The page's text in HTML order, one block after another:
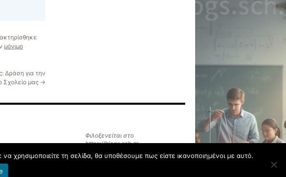
μόνιμο
Δράση για την
Σχολείο μας →
Φιλοξενείται στο
https://blogs.sch.gr
χρησιμοποιείτε τη σελίδα, θα υποθέσουμε πως είστε ικανοποιημένοι με αυτό.